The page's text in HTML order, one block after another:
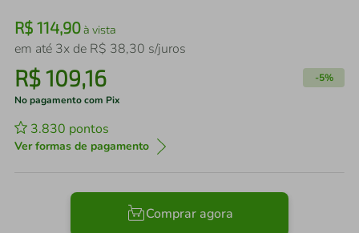
R$ 114,90à vista
em até 3x de R$ 38,30 s/juros
R$109,16 -5%
No pagamento com Pix
3.830 pontos
Ver formas de pagamento
Comprar agora